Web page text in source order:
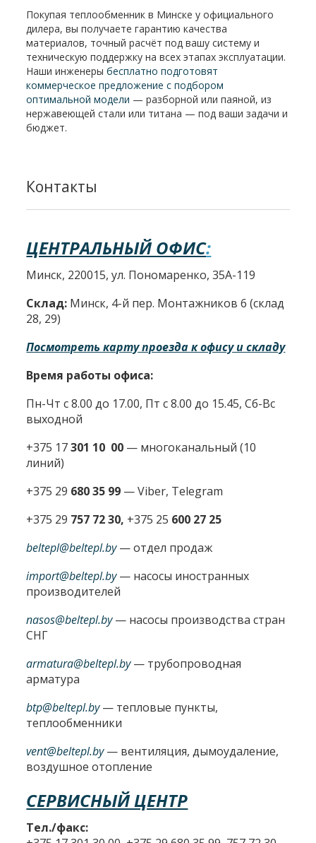
Покупая теплообменник в Минске у официального
дилера, вы получаете гарантию качества
материалов, точный расчёт под вашу систему и
техническую поддержку на всех этапах эксплуатации.
Наши инженеры бесплатно подготовят
коммерческое предложение с подбором
оптимальной модели — разборной или паяной, из
нержавеющей стали или титана — под ваши задачи и
бюджет.
Контакты
ЦЕНТРАЛЬНЫЙ ОФИС:
Минск, 220015, ул. Пономаренко, 35А-119
Склад: Минск, 4-й пер. Монтажников 6 (склад
28, 29)
Посмотреть карту проезда к офису и складу
Время работы офиса:
Пн-Чт с 8.00 до 17.00, Пт с 8.00 до 15.45, Сб-Вс
выходной
+375 17301 10 00 — многоканальный (10
линий)
+375 29 680 35 99 — Viber, Telegram
+375 29 757 72 30, +375 25 600 27 25
beltepl@beltepl.by— отдел продаж
import@beltepl.by— насосы иностранных
производителей
nasos@beltepl.by— насосы производства стран
СНГ
armatura@beltepl.by— трубопроводная
арматура
btp@beltepl.by— тепловые пункты,
теплообменники
vent@beltepl.by— вентиляция, дымоудаление,
воздушное отопление
СЕРВИСНЫЙ ЦЕНТР
Тел./факс: